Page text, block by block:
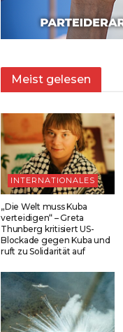
Meist gelesen
INTERNATIONALES
„Die Welt muss Kuba
verteidigen“ – Greta
Thunberg kritisiert US-
Blockade gegen Kuba und
ruft zu Solidarität auf